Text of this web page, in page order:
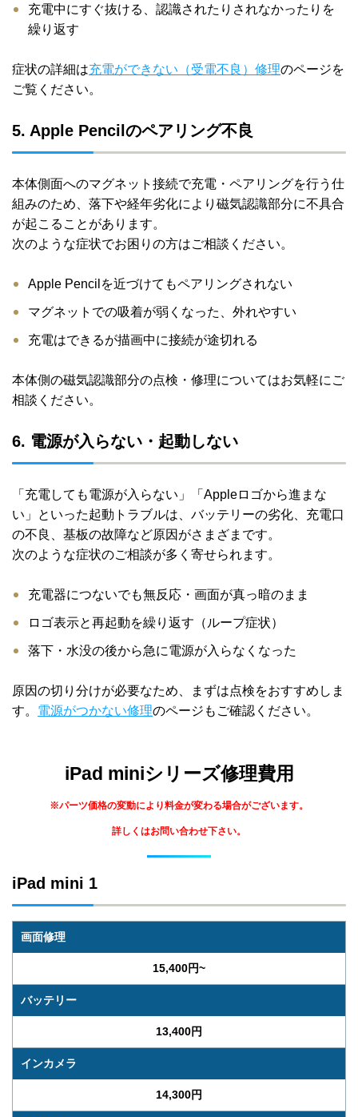
充電中にすぐ抜ける、認識されたりされなかったりを
繰り返す
症状の詳細は充電ができない（受電不良）修理のページを
ご覧ください。
5. Apple Pencilのペアリング不良
本体側面へのマグネット接続で充電・ペアリングを行う仕
組みのため、落下や経年劣化により磁気認識部分に不具合
が起こることがあります。
次のような症状でお困りの方はご相談ください。
Apple Pencilを近づけてもペアリングされない
マグネットでの吸着が弱くなった、外れやすい
充電はできるが描画中に接続が途切れる
本体側の磁気認識部分の点検・修理についてはお気軽にご
相談ください。
6. 電源が入らない・起動しない
「充電しても電源が入らない」「Appleロゴから進まな
い」といった起動トラブルは、バッテリーの劣化、充電口
の不良、基板の故障など原因がさまざまです。
次のような症状のご相談が多く寄せられます。
充電器につないでも無反応・画面が真っ暗のまま
ロゴ表示と再起動を繰り返す（ループ症状）
落下・水没の後から急に電源が入らなくなった
原因の切り分けが必要なため、まずは点検をおすすめしま
す。 電源がつかない修理のページもご確認ください。
iPad miniシリーズ修理費用
※パーツ価格の変動により料金が変わる場合がございます。
詳しくはお問い合わせ下さい。
iPad mini 1
画面修理
15,400円~
バッテリー
13,400円
インカメラ
14,300円